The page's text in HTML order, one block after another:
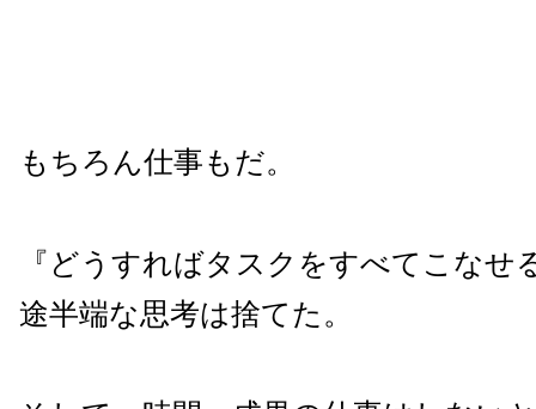
もちろん仕事もだ。
『どうすればタスクをすべてこなせ
途半端な思考は捨てた。